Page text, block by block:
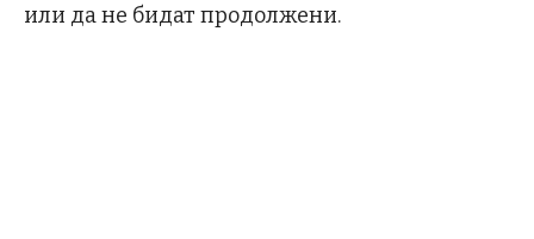
или да не бидат продолжени.